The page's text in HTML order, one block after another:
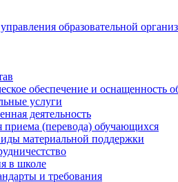
образовательной
обеспечение и оснащенность
услуги
деятельность
приема (перевода) обучающихся
материальной поддержки
в школе
и требования